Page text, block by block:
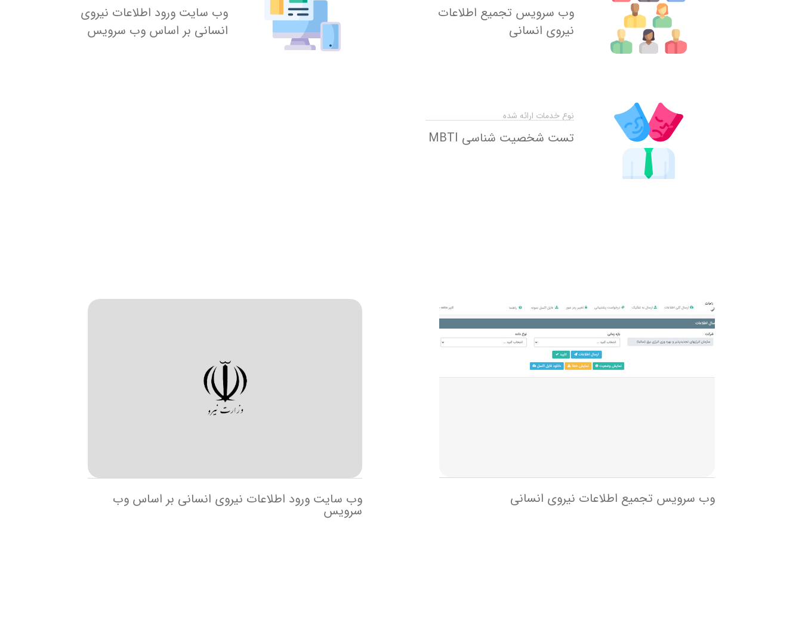
وب سرویس تجمیع اطلاعات
نیروی انسانی
وب سایت ورود اطلاعات نیروی
انسانی بر اساس وب سرویس
نوع خدمات ارائه شده
تست شخصیت شناسی MBTI
وب سرویس تجمیع اطلاعات نیروی انسانی وب سایت ورود اطلاعات نیروی انسانی بر اساس وب
سرویس